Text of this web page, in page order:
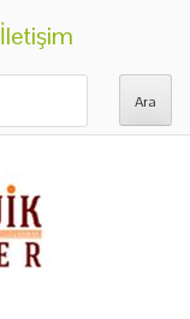
İletişim